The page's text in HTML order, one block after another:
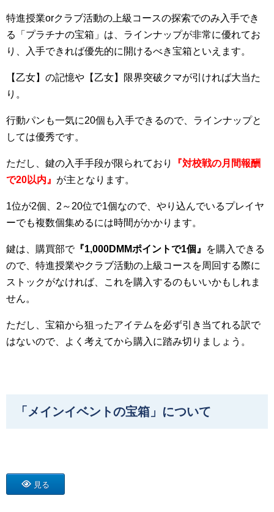
特進授業orクラブ活動の上級コースの探索でのみ入手でき
る「プラチナの宝箱」は、ラインナップが非常に優れてお
り、入手できれば優先的に開けるべき宝箱といえます。
【乙女】の記憶や【乙女】限界突破クマが引ければ大当た
り。
行動パンも一気に20個も入手できるので、ラインナップと
しては優秀です。
ただし、鍵の入手手段が限られており
『対校戦の月間報酬
で20以内』 が主となります。
1位が2個、2～20位で1個なので、やり込んでいるプレイヤ
ーでも複数個集めるには時間がかかります。
鍵は、購買部で『1,000DMMポイントで1個』
を購入できる
ので、特進授業やクラブ活動の上級コースを周回する際に
ストックがなければ、これを購入するのもいいかもしれま
せん。
ただし、宝箱から狙ったアイテムを必ず引き当てれる訳で
はないので、よく考えてから購入に踏み切りましょう。
「メインイベントの宝箱」について
見る